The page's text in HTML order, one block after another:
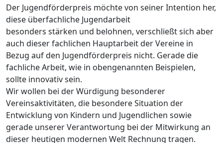
Der Jugendförderpreis möchte von seiner Intention her,
diese überfachliche Jugendarbeit
besonders stärken und belohnen, verschließt sich aber
auch dieser fachlichen Hauptarbeit der Vereine in
Bezug auf den Jugendförderpreis nicht. Gerade die
fachliche Arbeit, wie in obengenannten Beispielen,
sollte innovativ sein.
Wir wollen bei der Würdigung besonderer
Vereinsaktivitäten, die besondere Situation der
Entwicklung von Kindern und Jugendlichen sowie
gerade unserer Verantwortung bei der Mitwirkung an
dieser heutigen modernen Welt Rechnung tragen.